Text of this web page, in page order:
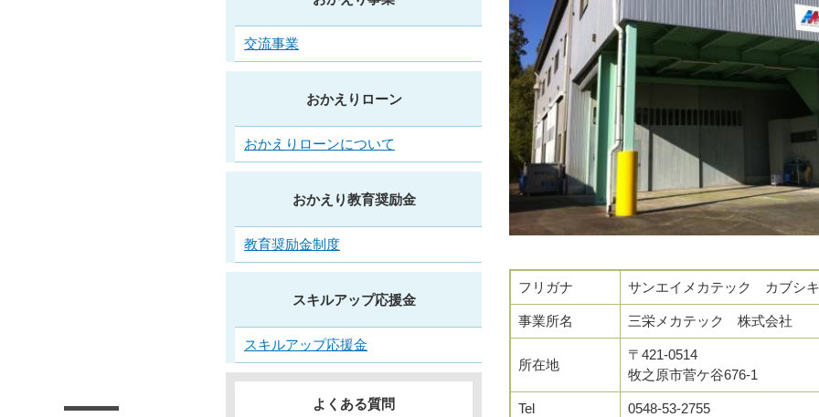
フリガナ サンエイメカテック カブシ
事業所名 三栄メカテック 株式会社
所在地
〒421-0514
牧之原市菅ケ谷676-1
Tel 0548-53-2755
交流事業
おかえりローン
おかえりローンについて
おかえり教育奨励金
教育奨励金制度
スキルアップ応援金
スキルアップ応援金
よくある質問